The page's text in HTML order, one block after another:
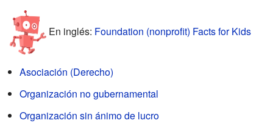
En inglés: Foundation (nonprofit) Facts for Kids
Asociación (Derecho)
Organización no gubernamental
Organización sin ánimo de lucro